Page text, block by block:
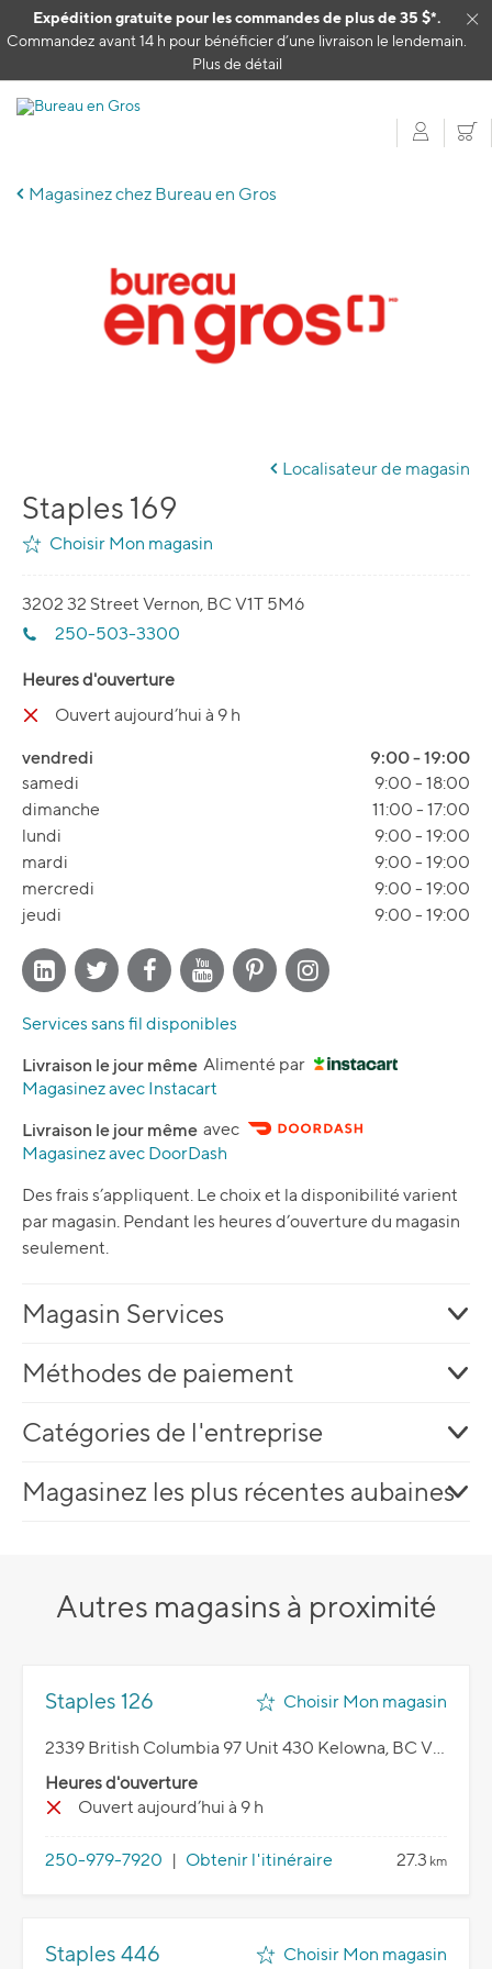
Expédition gratuite pour les commandes de plus de 35 $*.
Commandez avant 14 h pour bénéficier d’une livraison le lendemain.
Plus de détail
Mon
Magasinez chez Bureau en Gros
Localisateur de magasin
Staples 169
Choisir Mon magasin
3202 32 Street Vernon, BC V1T 5M6
250-503-3300
Heures d'ouverture
Ouvert aujourd’hui à 9 h
vendredi 9:00-19:00
samedi 9:00 - 18:00
dimanche
11:00 - 17:00
lundi
9:00 - 19:00
mardi
9:00 - 19:00
mercredi
9:00 - 19:00
jeudi
9:00 - 19:00
Services sans fil disponibles
Livraison le jour même Alimenté par
Magasinez avec Instacart
Livraison le jour même avec
Magasinez avec DoorDash
Des frais s’appliquent. Le choix et la disponibilité varient
par magasin. Pendant les heures d’ouverture du magasin
seulement.
Magasin Services
Méthodes de paiement
Catégories de l'entreprise
Magasinez les plus récentes aubaines
Autres magasins à proximité
Staples 126 Choisir Mon magasin
2339 British Columbia 97 Unit 430 Kelowna, BC V1X 4H9
Heures d'ouverture
Ouvert aujourd’hui à 9 h
250-979-7920 | Obtenir l'itinéraire 27.3 km
Staples 446 Choisir Mon magasin